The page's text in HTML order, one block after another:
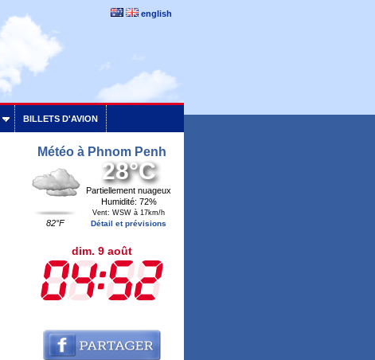
english
BILLETS D'AVION
Météo à Phnom Penh
82°F
28°C
Partiellement nuageux
Humidité: 72%
Vent: WSW à 17km/h
Détail et prévisions
dim. 9 août